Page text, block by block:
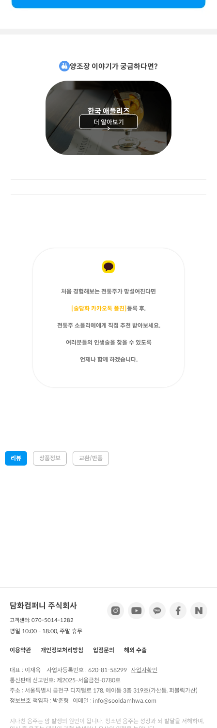
양조장 이야기가 궁금하다면?
한국 애플리즈
더 알아보기
>
처음 경험해보는 전통주가 망설여진다면
[술담화 카카오톡 플친] 등록 후,
전통주 소믈리에에게 직접 추천 받아보세요.
여러분들의 인생술을 찾을 수 있도록
언제나 함께 하겠습니다.
리뷰 상품정보 교환/반품
담화컴퍼니 주식회사
고객센터: 070-5014-1282
평일 10:00 - 18:00, 주말 휴무
이용약관 개인정보처리방침 입점문의 해외 수출
대표 : 이재욱 사업자등록번호 : 620-81-58299 사업자확인
통신판매 신고번호: 제2025-서울금천-0780호
주소 : 서울특별시 금천구 디지털로 178, 에이동 3층 319호(가산동, 퍼블릭가산)
정보보호 책임자 : 박준형 이메일 : info@sooldamhwa.com
지나친 음주는 암 발생의 원인이 됩니다. 청소년 음주는 성장과 뇌 발달을 저해하며,